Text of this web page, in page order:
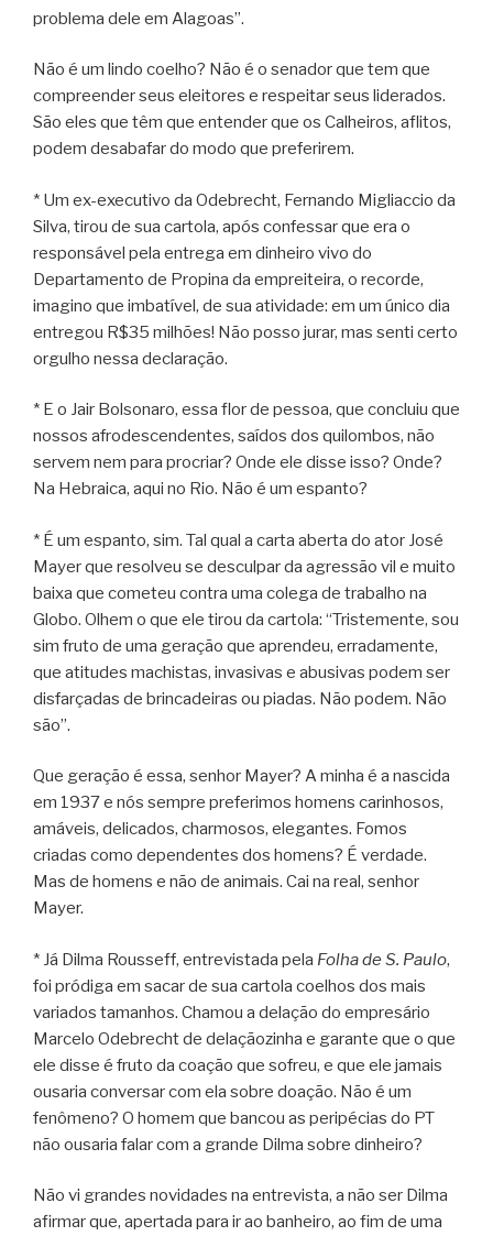
problema dele em Alagoas”.
Não é um lindo coelho? Não é o senador que tem que
compreender seus eleitores e respeitar seus liderados.
São eles que têm que entender que os Calheiros, aflitos,
podem desabafar do modo que preferirem.
* Um ex-executivo da Odebrecht, Fernando Migliaccio da
Silva, tirou de sua cartola, após confessar que era o
responsável pela entrega em dinheiro vivo do
Departamento de Propina da empreiteira, o recorde,
imagino que imbatível, de sua atividade: em um único dia
entregou R$35 milhões! Não posso jurar, mas senti certo
orgulho nessa declaração.
* E o Jair Bolsonaro, essa flor de pessoa, que concluiu que
nossos afrodescendentes, saídos dos quilombos, não
servem nem para procriar? Onde ele disse isso? Onde?
Na Hebraica, aqui no Rio. Não é um espanto?
* É um espanto, sim. Tal qual a carta aberta do ator José
Mayer que resolveu se desculpar da agressão vil e muito
baixa que cometeu contra uma colega de trabalho na
Globo. Olhem o que ele tirou da cartola: “Tristemente, sou
sim fruto de uma geração que aprendeu, erradamente,
que atitudes machistas, invasivas e abusivas podem ser
disfarçadas de brincadeiras ou piadas. Não podem. Não
são”.
Que geração é essa, senhor Mayer? A minha é a nascida
em 1937 e nós sempre preferimos homens carinhosos,
amáveis, delicados, charmosos, elegantes. Fomos
criadas como dependentes dos homens? É verdade.
Mas de homens e não de animais. Cai na real, senhor
Mayer.
* Já Dilma Rousseff, entrevistada pela Folha de S. Paulo,
foi pródiga em sacar de sua cartola coelhos dos mais
variados tamanhos. Chamou a delação do empresário
Marcelo Odebrecht de delaçãozinha e garante que o que
ele disse é fruto da coação que sofreu, e que ele jamais
ousaria conversar com ela sobre doação. Não é um
fenômeno? O homem que bancou as peripécias do PT
não ousaria falar com a grande Dilma sobre dinheiro?
Não vi grandes novidades na entrevista, a não ser Dilma
afirmar que, apertada para ir ao banheiro, ao fim de uma